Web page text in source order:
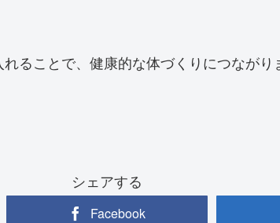
ることで、健康的な体づくりにつながり
シェアする
Facebook